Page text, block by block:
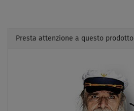
Presta attenzione a questo prodotto